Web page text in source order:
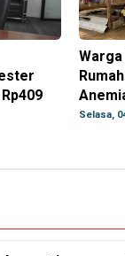
Selasa,